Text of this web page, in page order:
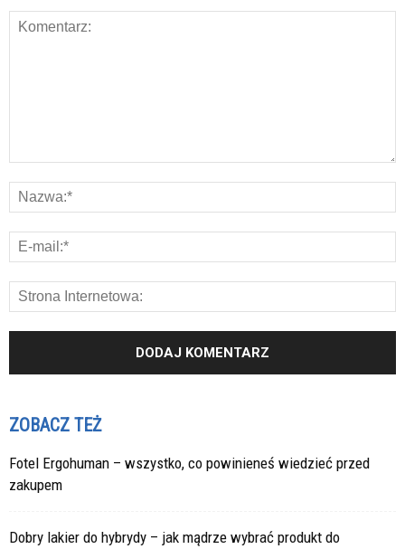
ZOBACZ TEŻ
Fotel Ergohuman – wszystko, co powinieneś wiedzieć przed
zakupem
Dobry lakier do hybrydy – jak mądrze wybrać produkt do